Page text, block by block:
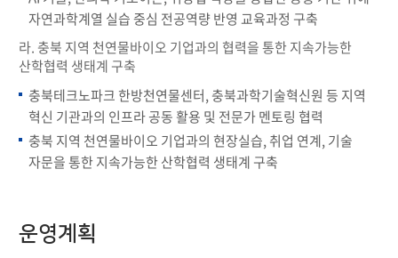
자연과학계열 실습 중심 전공역량 반영 교육과정 구축
라. 충북 지역 천연물바이오 기업과의 협력을 통한 지속가능한
산학협력 생태계 구축
충북테크노파크 한방천연물센터, 충북과학기술혁신원 등 지역
혁신 기관과의 인프라 공동 활용 및 전문가 멘토링 협력
충북 지역 천연물바이오 기업과의 현장실습, 취업 연계, 기술
자문을 통한 지속가능한 산학협력 생태계 구축
운영계획